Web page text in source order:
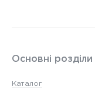
Основні розділи
Каталог